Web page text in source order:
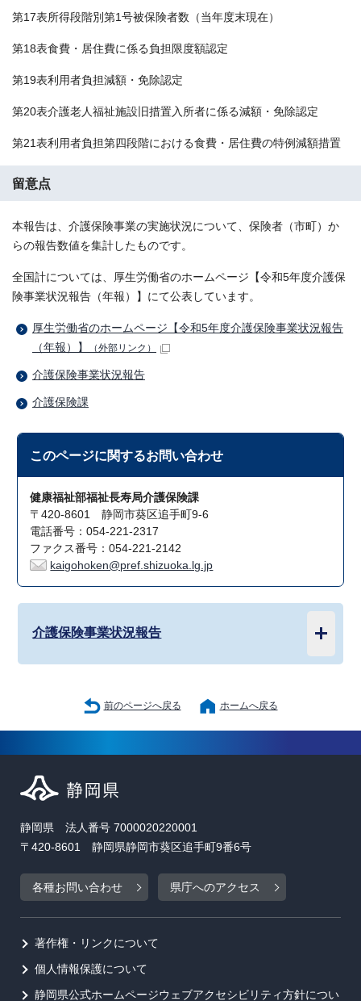
第17表所得段階別第1号被保険者数（当年度末現在）
第18表食費・居住費に係る負担限度額認定
第19表利用者負担減額・免除認定
第20表介護老人福祉施設旧措置入所者に係る減額・免除認定
第21表利用者負担第四段階における食費・居住費の特例減額措置
留意点
本報告は、介護保険事業の実施状況について、保険者（市町）か
らの報告数値を集計したものです。
全国計については、厚生労働省のホームページ【令和5年度介護保
険事業状況報告（年報）】にて公表しています。
厚生労働省のホームページ【令和5年度介護保険事業状況報告
（年報）】
（外部リンク）
介護保険事業状況報告
介護保険課
このページに関するお問い合わせ
健康福祉部福祉長寿局介護保険課
〒420-8601 静岡市葵区追手町9-6
電話番号：054-221-2317
ファクス番号：054-221-2142
kaigohoken@pref.shizuoka.lg.jp
介護保険事業状況報告
前のページへ戻る ホームへ戻る
静岡県 法人番号 7000020220001
〒420-8601 静岡県静岡市葵区追手町9番6号
各種お問い合わせ 県庁へのアクセス
著作権・リンクについて
個人情報保護について
静岡県公式ホームページウェブアクセシビリティ方針につい